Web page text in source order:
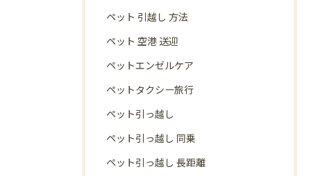
ペット 引越し 方法
ペット 空港 送迎
ペットエンゼルケア
ペットタクシー旅行
ペット引っ越し
ペット引っ越し 同乗
ペット引っ越し 長距離